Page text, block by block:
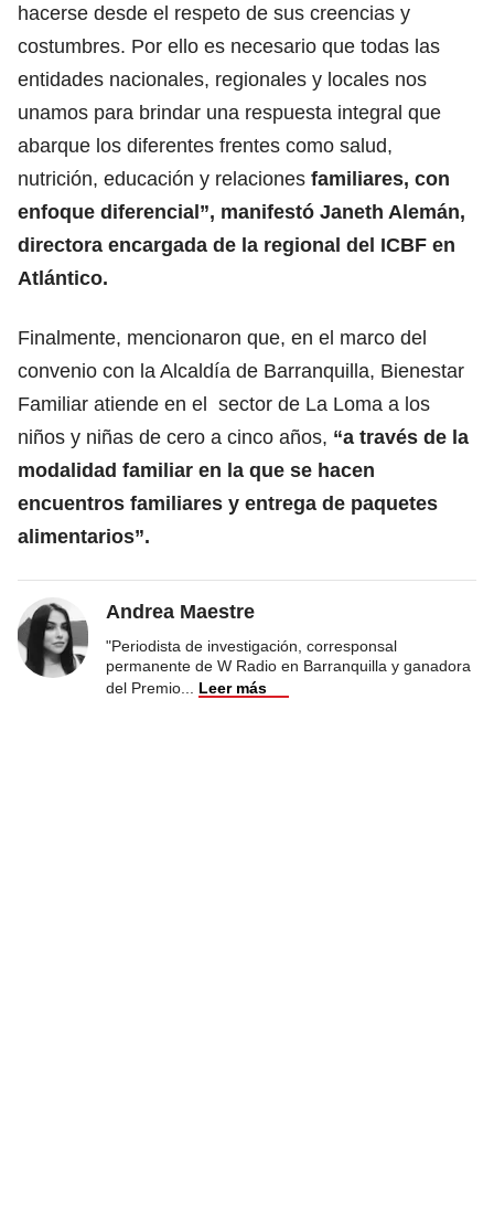
hacerse desde el respeto de sus creencias y
costumbres. Por ello es necesario que todas las
entidades nacionales, regionales y locales nos
unamos para brindar una respuesta integral que
abarque los diferentes frentes como salud,
nutrición, educación y relaciones familiares, con
enfoque diferencial”, manifestó Janeth Alemán,
directora encargada de la regional del ICBF en
Atlántico.
Finalmente, mencionaron que, en el marco del
convenio con la Alcaldía de Barranquilla, Bienestar
Familiar atiende en el sector de La Loma a los
niños y niñas de cero a cinco años, “a través de la
modalidad familiar en la que se hacen
encuentros familiares y entrega de paquetes
alimentarios”.
Andrea Maestre
"Periodista de investigación, corresponsal
permanente de W Radio en Barranquilla y ganadora
del Premio
Leer más